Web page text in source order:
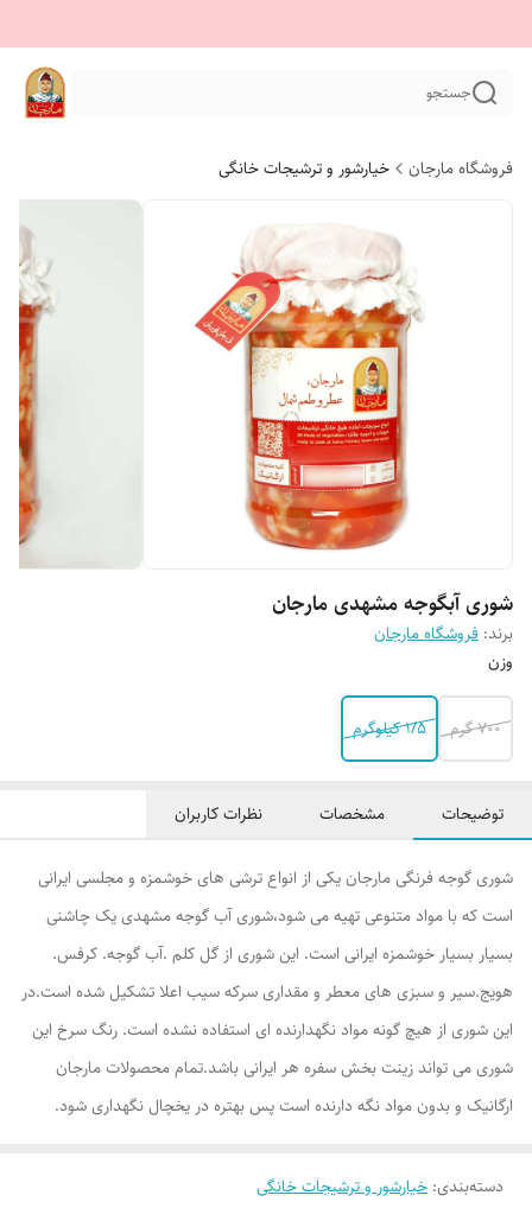
جستجو
فروشگاه مارجان خیارشور و ترشیجات خانگی
شوری آبگوجه مشهدی مارجان
برند: فروشگاه مارجان
وزن
700 گرم 1/5 کیلوگرم
توضیحات مشخصات نظرات کاربران
شوری گوجه فرنگی مارجان یکی از انواع ترشی های خوشمزه و مجلسی ایرانی
است که با مواد متنوعی تهیه می شود،شوری آب گوجه مشهدی یک چاشنی
بسیار بسیار خوشمزه ایرانی است. این شوری از گل کلم .آب گوجه. کرفس.
هویج.سیر و سبزی های معطر و مقداری سرکه سیب اعلا تشکیل شده است.در
این شوری از هیچ گونه مواد نگهدارنده ای استفاده نشده است. رنگ سرخ این
شوری می تواند زینت بخش سفره هر ایرانی باشد.تمام محصولات مارجان
ارگانیک و بدون مواد نگه دارنده است پس بهتره در یخچال نگهداری شود.
دسته‌بندی: خیارشور و ترشیجات خانگی